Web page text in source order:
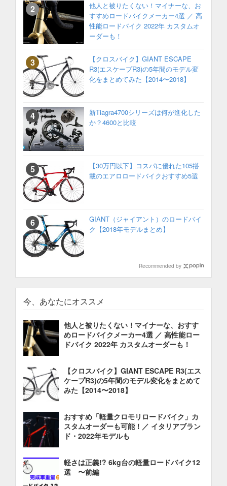
他人と被りたくない！マイナーな、お
すすめロードバイクメーカー4選 ／ 高
性能ロードバイク 2022年 カスタムオ
ーダーも！
【クロスバイク】GIANT ESCAPE
R3(エスケープR3)の5年間のモデル変
化をまとめてみた【2014〜2018】
新Tiagra4700シリーズは何が進化した
か？4600と比較
【30万円以下】コスパに優れた105搭
載のエアロロードバイクおすすめ5選
GIANT（ジャイアント）のロードバイ
ク【2018年モデルまとめ】
Recommended by
今、あなたにオススメ
他人と被りたくない！マイナーな、おすす
めロードバイクメーカー4選 ／ 高性能ロー
ドバイク 2022年 カスタムオーダーも！
【クロスバイク】GIANT ESCAPE R3(エス
ケープR3)の5年間のモデル変化をまとめて
みた【2014〜2018】
おすすめ「軽量クロモリロードバイク」カ
スタムオーダーも可能！／ イタリアブラン
ド・2022年モデルも
軽さは正義!? 6kg台の軽量ロードバイク12
選 〜前編